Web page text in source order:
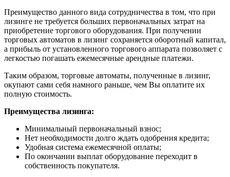
Преимущество данного вида сотрудничества в том, что при
лизинге не требуется больших первоначальных затрат на
приобретение торгового оборудования. При получении
торговых автоматов в лизинг сохраняется оборотный капитал,
а прибыль от установленного торгового аппарата позволяет с
легкостью погашать ежемесячные арендные платежи.
Таким образом, торговые автоматы, полученные в лизинг,
окупают сами себя намного раньше, чем Вы оплатите их
полную стоимость.
Преимущества лизинга:
Минимальный первоначальный взнос;
Нет необходимости долго ждать одобрения кредита;
Удобная система ежемесячной оплаты;
По окончании выплат оборудование переходит в
собственность покупателя.